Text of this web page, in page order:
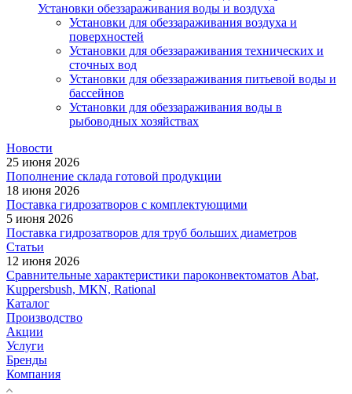
Установки обеззараживания воды и воздуха
Установки для обеззараживания воздуха и
поверхностей
Установки для обеззараживания технических и
сточных вод
Установки для обеззараживания питьевой воды и
бассейнов
Установки для обеззараживания воды в
рыбоводных хозяйствах
Новости
25 июня 2026
Пополнение склада готовой продукции
18 июня 2026
Поставка гидрозатворов с комплектующими
5 июня 2026
Поставка гидрозатворов для труб больших диаметров
Статьи
12 июня 2026
Сравнительные характеристики пароконвектоматов Abat,
Kuppersbush, МКN, Rational
Каталог
Производство
Акции
Услуги
Бренды
Компания